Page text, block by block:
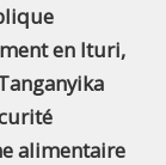
en Ituri,
alimentaire